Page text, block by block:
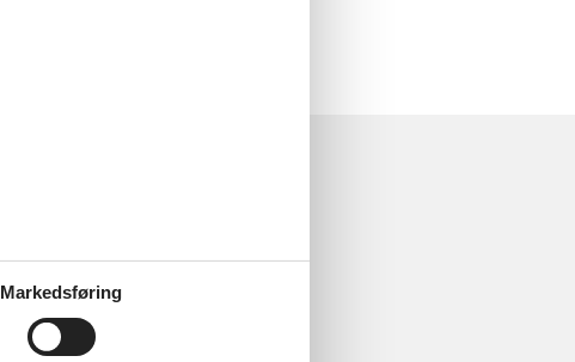
Markedsføring